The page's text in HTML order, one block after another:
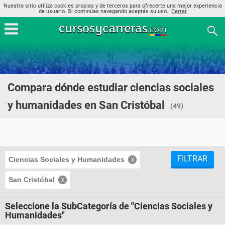
Nuestro sitio utiliza cookies propias y de terceros para ofrecerte una mejor experiencia
de usuario. Si continúas navegando aceptás su uso.. Cerrar
Compara dónde estudiar ciencias sociales
y humanidades en San Cristóbal
(49)
Ciencias Sociales y Humanidades
San Cristóbal
FILTRAR
Seleccione la SubCategoría de "Ciencias Sociales y
Humanidades"